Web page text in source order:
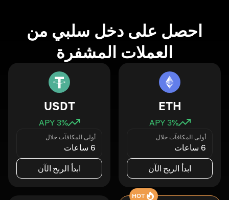
احصل على دخل سلبي من
العملات المشفرة
ETH
3% APY
أولى المكافآت خلال
6 ساعات
ابدأ الربح الآن
USDT
3% APY
أولى المكافآت خلال
6 ساعات
ابدأ الربح الآن
HOT